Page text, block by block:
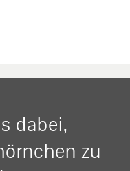
dabei,
zu